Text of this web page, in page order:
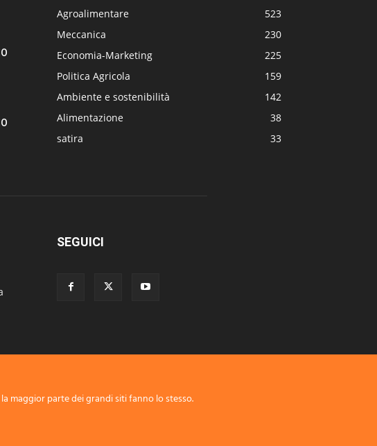
Agroalimentare
523
Meccanica
230
Economia-Marketing
225
Politica Agricola
159
Ambiente e sostenibilità
142
Alimentazione
38
satira
33
SEGUICI
maggior parte dei grandi siti fanno lo stesso.